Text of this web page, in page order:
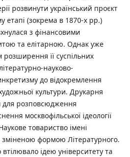
розвинути український проєкт
етапі (зокрема в 1870-х рр.)
з фінансовими
та елітарною. Однак уже
розширення її суспільних
науково-
до відокремлення
культури. Друкарня
для розповсюдження
москвофільської ідеології
товариство імені
формою Літературного.
ідею університету та